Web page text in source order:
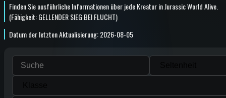
Finden Sie ausführliche Informationen über jede Kreatur in Jurassic World Alive.
(Fähigkeit: GELLENDER SIEG BEI FLUCHT)
Datum der letzten Aktualisierung: 2026-08-05